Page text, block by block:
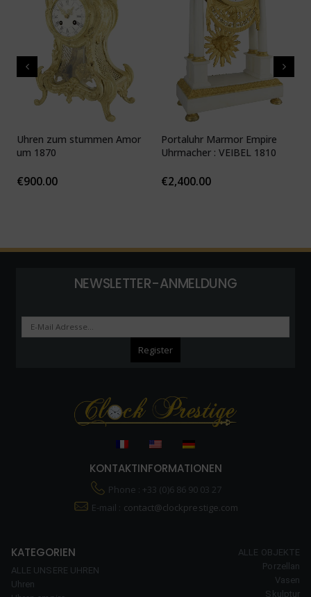
Uhren zum stummen Amor
um 1870
€900.00
Portaluhr Marmor Empire
Uhrmacher : VEIBEL 1810
€2,400.00
NEWSLETTER-ANMELDUNG
KONTAKTINFORMATIONEN
Phone : +33 (0)6 86 90 03 27
E-mail : contact@clockprestige.com
KATEGORIEN
ALLE UNSERE UHREN
Uhren
ALLE OBJEKTE
Porzellan
Vasen
Skulptur